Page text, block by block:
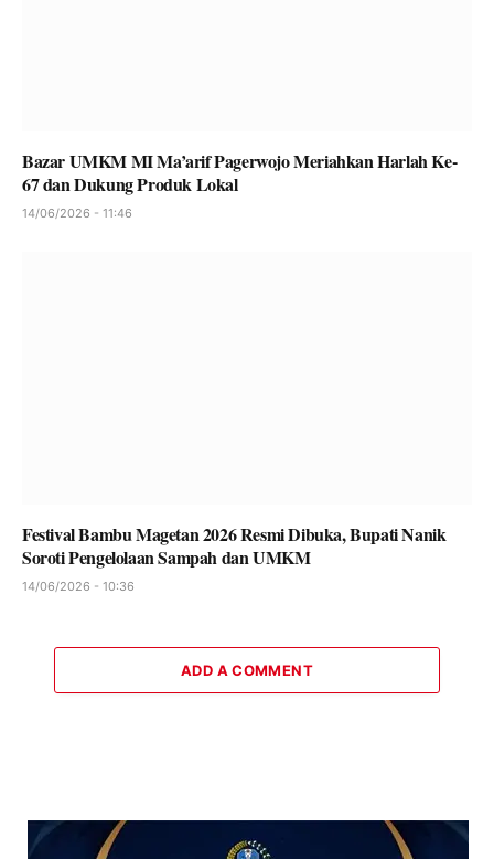
Bazar UMKM MI Ma’arif Pagerwojo Meriahkan Harlah Ke-
67 dan Dukung Produk Lokal
14/06/2026 - 11:46
Festival Bambu Magetan 2026 Resmi Dibuka, Bupati Nanik
Soroti Pengelolaan Sampah dan UMKM
14/06/2026 - 10:36
ADD A COMMENT